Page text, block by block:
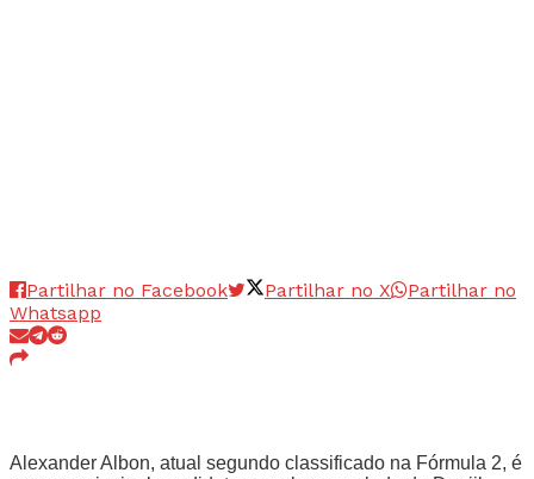
Partilhar no Facebook Partilhar no X
Partilhar no
Whatsapp
Alexander Albon, atual segundo classificado na Fórmula 2, é